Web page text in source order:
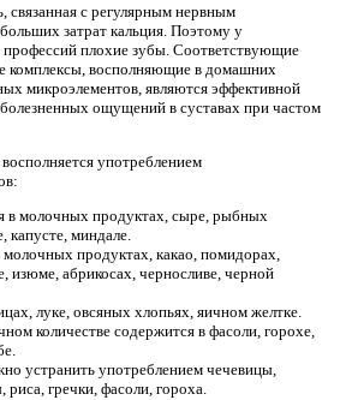
связанная с регулярным нервным
затрат кальция. Поэтому у
профессий плохие зубы. Соответствующие
комплексы, восполняющие в домашних
микроэлементов, являются эффективной
ощущений в суставах при частом
употреблением
в молочных продуктах, сыре, рыбных
капусте, миндале.
молочных продуктах, какао, помидорах,
изюме, абрикосах, черносливе, черной
луке, овсяных хлопьях, яичном желтке.
количестве содержится в фасоли, горохе,
устранить употреблением чечевицы,
риса, гречки, фасоли, гороха.